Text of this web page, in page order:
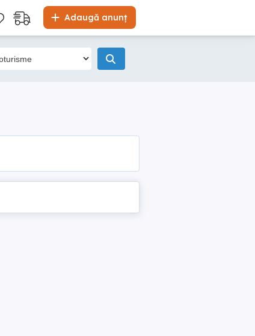
Adaugă anunț